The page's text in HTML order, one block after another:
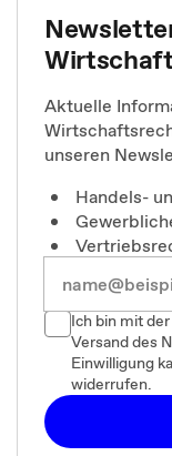
Aktuelle
unseren
Handels-
Ich bin mit
Versand des
Einwilligung
widerrufen.